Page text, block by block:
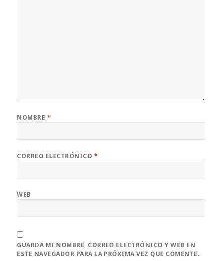
NOMBRE *
CORREO ELECTRÓNICO *
WEB
GUARDA MI NOMBRE, CORREO ELECTRÓNICO Y WEB EN
ESTE NAVEGADOR PARA LA PRÓXIMA VEZ QUE COMENTE.